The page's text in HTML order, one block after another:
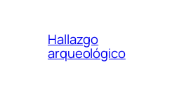
Hallazgo
arqueológico